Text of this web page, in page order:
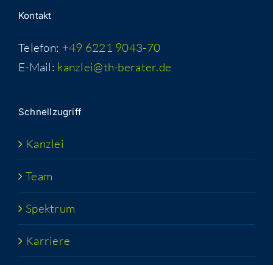
Kon­takt
Telefon: +49 6221 9043-70
E-Mail: kanzlei@th-berater.de
Schnell­zu­griff
Kanz­lei
Team
Spek­trum
Kar­rie­re